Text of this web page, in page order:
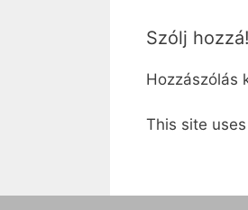
Szólj hozzá!
Hozzászólás
This site